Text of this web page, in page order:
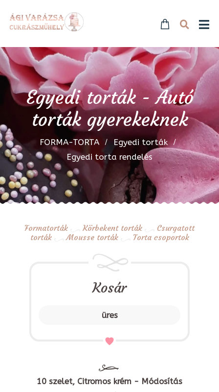
Egyedi torták - Autó
torták gyerekeknek
FORMA-TORTA
Egyedi torták
Egyedi torta rendelés
Formatorták Körbekent torták
Csurgatott
torták
Mousse torták Torta csoportok
Kosár
üres
10 szelet, Citromos krém - Módosítás